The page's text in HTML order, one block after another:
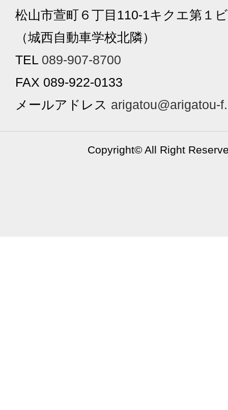
松山市萱町６丁目110-1キクエ第１
（城西自動車学校北隣）
TEL 089-907-8700
FAX 089-922-0133
メールアドレス arigatou@arigatou-
Copyright© All Right